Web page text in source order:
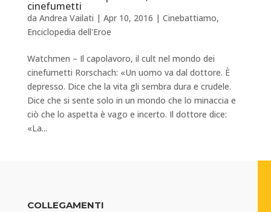
cinefumetti
da Andrea Vailati | Apr 10, 2016 | Cinebattiamo,
Enciclopedia dell'Eroe
Watchmen – Il capolavoro, il cult nel mondo dei
cinefumetti Rorschach: «Un uomo va dal dottore. È
depresso. Dice che la vita gli sembra dura e crudele.
Dice che si sente solo in un mondo che lo minaccia e
ciò che lo aspetta è vago e incerto. Il dottore dice:
«La...
COLLEGAMENTI